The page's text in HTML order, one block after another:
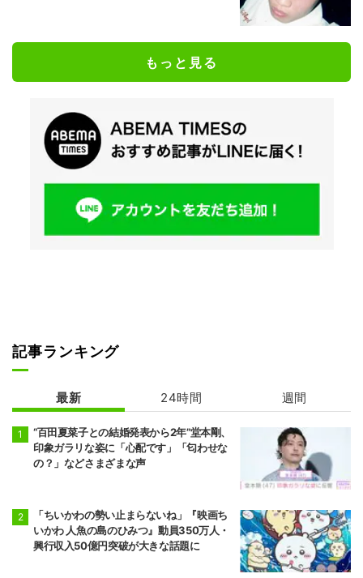
もっと見る
記事ランキング
最新 24時間 週間
“百田夏菜子との結婚発表から2年”堂本剛、
印象ガラリな姿に「心配です」「匂わせな
の？」などさまざまな声
「ちいかわの勢い止まらないね」『映画ち
いかわ 人魚の島のひみつ』動員350万人・
興行収入50億円突破が大きな話題に